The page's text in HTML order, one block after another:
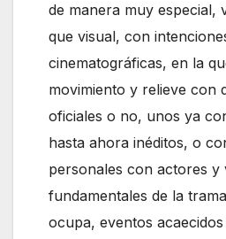
de manera muy especial,
que visual, con
cinematográficas, en la
movimiento y relieve con
oficiales o no, unos ya
hasta ahora inéditos, o
personales con actores y
fundamentales de la
ocupa, eventos